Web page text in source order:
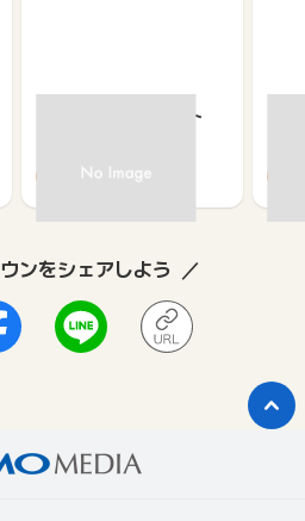
京急プレミアポイント
370 650
ンをシェアしよう